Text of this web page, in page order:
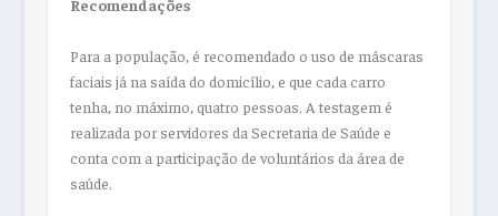
Recomendações
Para a população, é recomendado o uso de máscaras
faciais já na saída do domicílio, e que cada carro
tenha, no máximo, quatro pessoas. A testagem é
realizada por servidores da Secretaria de Saúde e
conta com a participação de voluntários da área de
saúde.